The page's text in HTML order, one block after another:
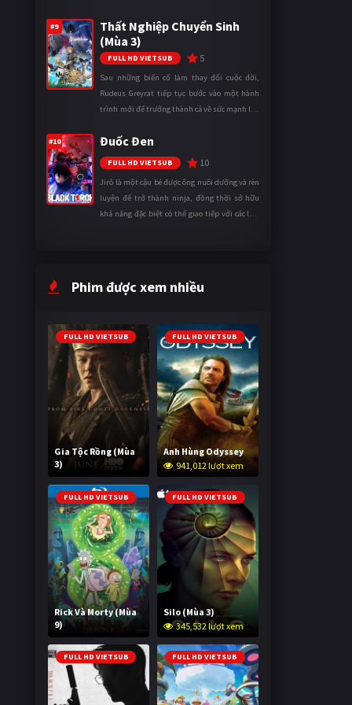
thành một mạo hiểm gi ...
#9
Thất Nghiệp Chuyển Sinh
(Mùa 3)
FULL HD VIETSUB 5
Sau những biến cố làm thay đổi cuộc đời,
Rudeus Greyrat tiếp tục bước vào một hành
trình mới để trưởng thành cả về sức mạnh lẫn
ngày càng khắc nghiệt, anh ...
#10 Đuốc Đen
FULL HD VIETSUB 10
Jirô là một cậu bé được ông nuôi dưỡng và rèn
luyện để trở thành ninja, đồng thời sở hữu
khả năng đặc biệt có thể giao tiếp với các loài
Phim được xem nhiều
FULL HD VIETSUB
Gia Tộc Rồng (Mùa
3)
2,009,684 lượt xem
FULL HD VIETSUB
Anh Hùng Odyssey
941,012 lượt xem
FULL HD VIETSUB
Rick Và Morty (Mùa
9)
2,990,610 lượt xem
FULL HD VIETSUB
Silo (Mùa 3)
345,532 lượt xem
FULL HD VIETSUB FULL HD VIETSUB